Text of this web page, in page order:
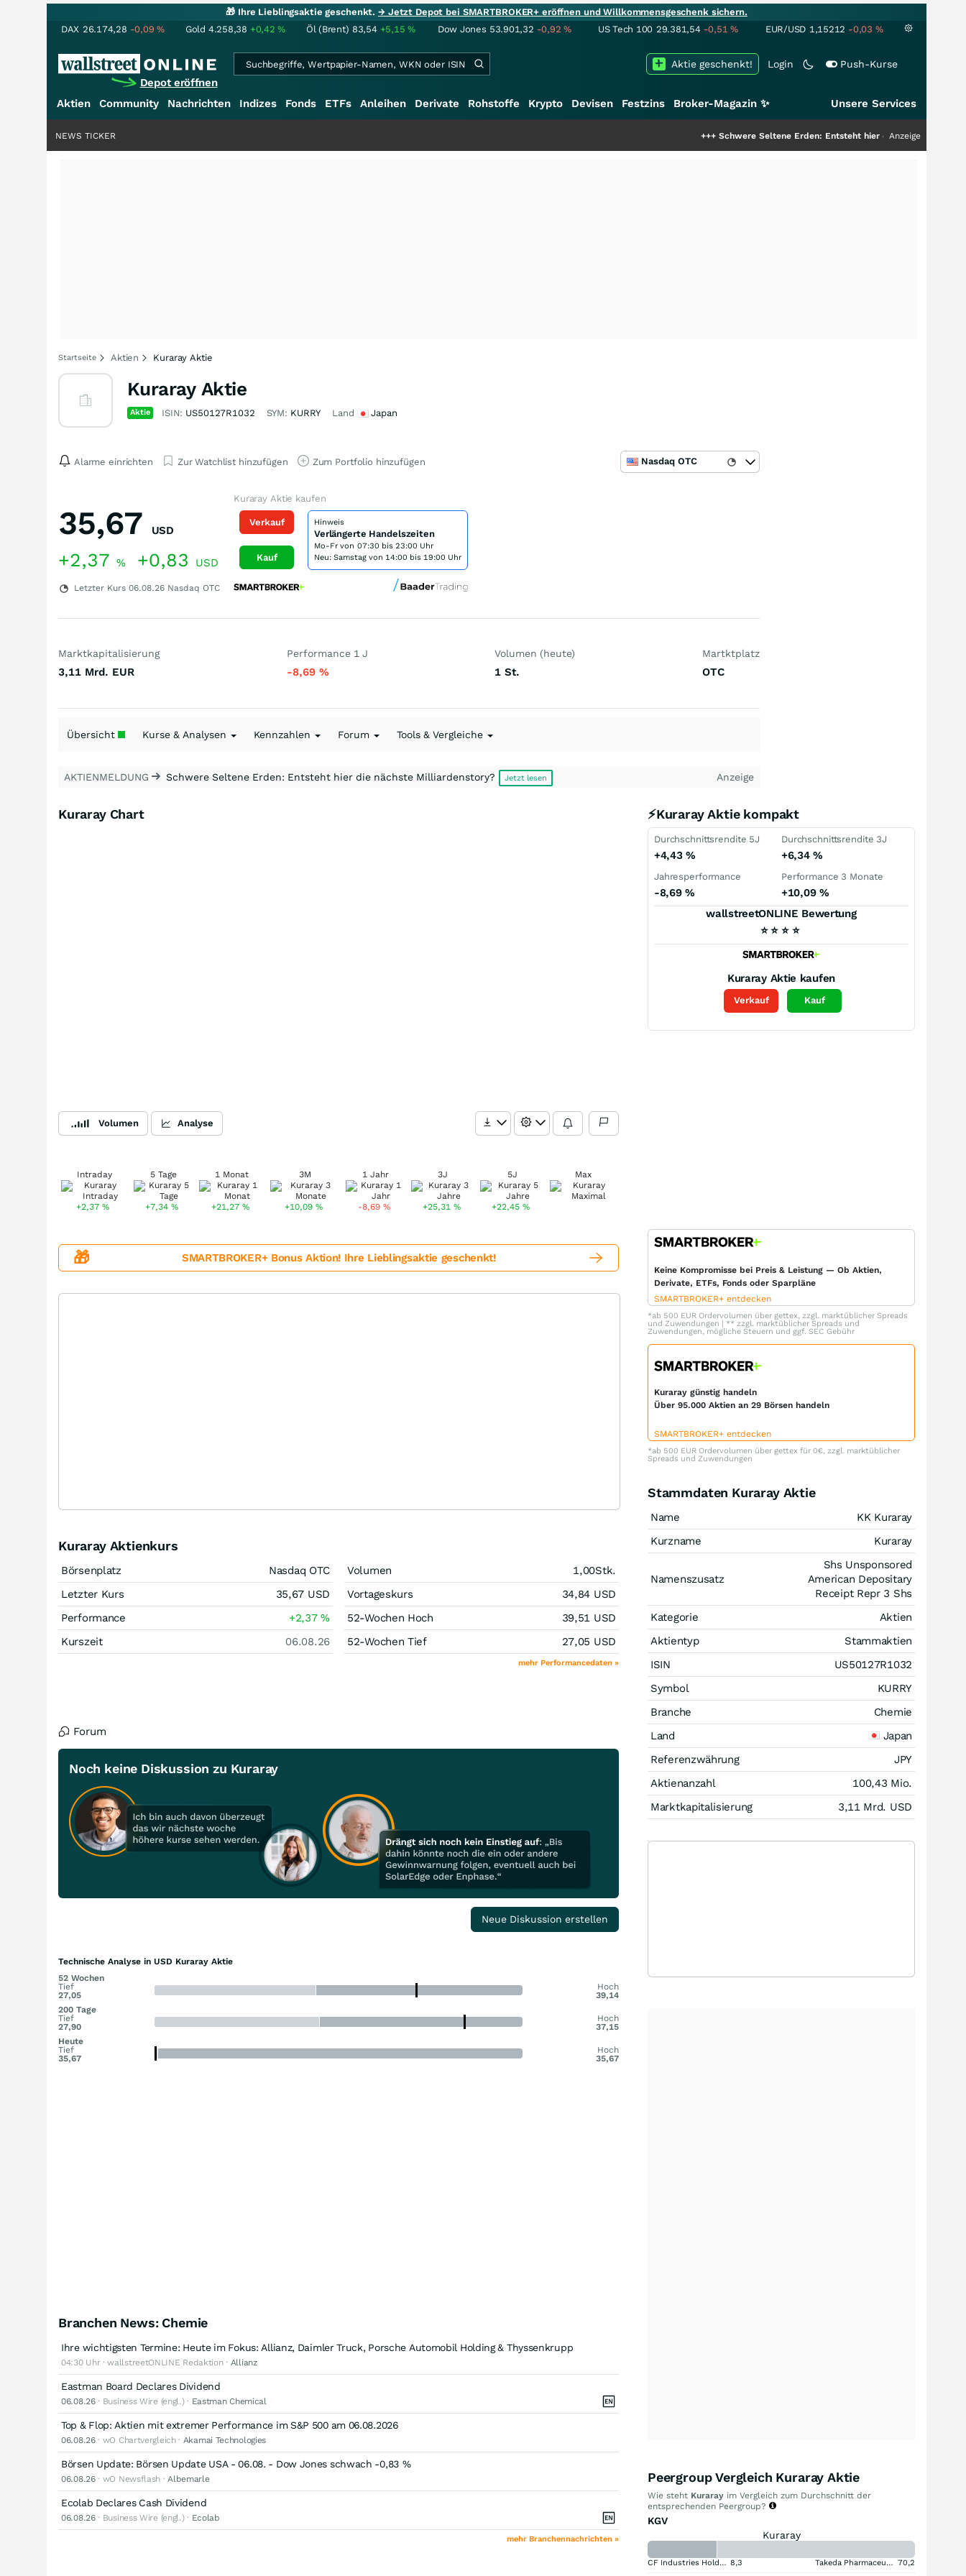
🎁 Ihre Lieblingsaktie geschenkt.→ Jetzt Depot bei SMARTBROKER+ eröffnen und Willkommensgeschenk sichern.
DAX 26.174,28 -0,09% Gold 4.258,38 +0,42% Öl (Brent) 83,54 +5,15% Dow Jones 53.901,32 -0,92% US Tech 100 29.381,54 -0,51% EUR/USD 1,15212 -0,03 %
Depot eröffnen
Login Push-Kurse
Aktie geschenkt!
Aktien Community Nachrichten Indizes Fonds ETFs Anleihen Derivate Rohstoffe Krypto Devisen Festzins Broker-Magazin ✨ Unsere Services
Schwere Seltene Erden: Entsteht hier die nächste Milliardenstory?
Anzeige
NEWS TICKER
Startseite Aktien Kuraray Aktie
Kuraray Aktie
Aktie ISIN: US50127R1032 SYM: KURRY Land Japan
Alarme einrichten Zur Watchlist hinzufügen Zum Portfolio hinzufügen Nasdaq OTC
35,67 USD
+2,37 % +0,83 USD
Letzter Kurs 06.08.26 Nasdaq OTC
Kuraray Aktie kaufen
Verkauf
Kauf
Hinweis
Verlängerte Handelszeiten
Mo-Fr von 07:30 bis 23:00 Uhr
Neu: Samstag von 14:00 bis 19:00 Uhr
Marktkapitalisierung
3,11 Mrd. EUR
Performance 1 J
-8,69 %
Volumen (heute)
1 St.
Martktplatz
OTC
Übersicht Kurse & Analysen Kennzahlen Forum Tools & Vergleiche
AKTIENMELDUNG Schwere Seltene Erden: Entsteht hier die nächste Milliardenstory? Jetzt lesen Anzeige
Kuraray Chart
Volumen Analyse
Intraday
+2,37%
5 Tage
+7,34%
1 Monat
+21,27 %
3M
+10,09 %
1 Jahr
-8,69 %
3J
+25,31 %
5J
+22,45%
Max
⚡Kuraray Aktie kompakt
Durchschnittsrendite 5J
+4,43%
Durchschnittsrendite 3J
+6,34%
Jahresperformance
-8,69%
Performance 3 Monate
+10,09 %
wallstreetONLINE Bewertung
⭐ ⭐ ⭐ ⭐
Kuraray Aktie kaufen
Verkauf Kauf
🎁 SMARTBROKER+ Bonus Aktion! Ihre Lieblingsaktie geschenkt!
Kuraray Aktienkurs
Börsenplatz
Nasdaq OTC
Letzter Kurs
35,67 USD
Performance
+2,37%
Kurszeit
06.08.26
Volumen 1,00Stk.
Vortageskurs
34,84 USD
52-Wochen Hoch
39,51 USD
52-Wochen Tief
27,05 USD
mehr Performancedaten »
Forum
Noch keine Diskussion zu Kuraray
Neue Diskussion erstellen
Technische Analyse in USD Kuraray Aktie
52 Wochen
Tief
27,05
Hoch
39,14
200 Tage
Tief
27,90
Hoch
37,15
Heute
Tief
35,67
Hoch
35,67
Branchen News: Chemie
Ihre wichtigsten Termine: Heute im Fokus: Allianz, Daimler Truck, Porsche Automobil Holding & Thyssenkrupp
04:30 Uhr · wallstreetONLINE Redaktion · Allianz
Eastman Board Declares Dividend
06.08.26· Business Wire (engl.) · Eastman Chemical
Top & Flop: Aktien mit extremer Performance im S&P 500 am 06.08.2026
06.08.26· wO Chartvergleich · Akamai Technologies
Börsen Update: Börsen Update USA - 06.08. - Dow Jones schwach -0,83 %
06.08.26· wO Newsflash ·Albemarle
Ecolab Declares Cash Dividend
06.08.26· Business Wire (engl.) · Ecolab
mehr Branchennachrichten »
Keine Kompromisse bei Preis & Leistung — Ob Aktien,
Derivate, ETFs, Fonds oder Sparpläne
SMARTBROKER+ entdecken
*ab 500 EUR Ordervolumen über gettex, zzgl. marktüblicher Spreads
und Zuwendungen | ** zzgl. marktüblicher Spreads und
Zuwendungen, mögliche Steuern und ggf. SEC Gebühr
Kuraray günstig handeln
Über 95.000 Aktien an 29 Börsen handeln
SMARTBROKER+ entdecken
*ab 500 EUR Ordervolumen über gettex für 0€, zzgl. marktüblicher
Spreads und Zuwendungen
Stammdaten Kuraray Aktie
Name
KK Kuraray
Kurzname
Kuraray
Namenszusatz
Shs Unsponsored
American Depositary
Receipt Repr 3 Shs
Kategorie
Aktien
Aktientyp
Stammaktien
ISIN
US50127R1032
Symbol
KURRY
Branche
Chemie
Land
Japan
Referenzwährung
JPY
Aktienanzahl
100,43 Mio.
Marktkapitalisierung
3,11 Mrd. USD
Peergroup Vergleich Kuraray Aktie
Wie steht Kuraray im Vergleich zum Durchschnitt der
entsprechenden Peergroup?
KGV
Kuraray
CF Industries Holdings 8,3 Takeda Pharmaceutical Aktie 70,2